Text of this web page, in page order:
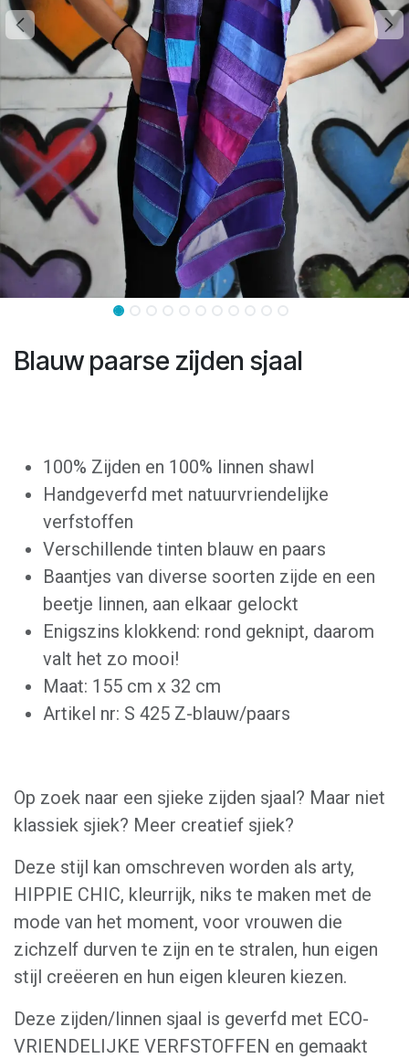
Blauw paarse zijden sjaal
100% Zijden en 100% linnen shawl
Handgeverfd met natuurvriendelijke
verfstoffen
Verschillende tinten blauw en paars
Baantjes van diverse soorten zijde en een
beetje linnen, aan elkaar gelockt
Enigszins klokkend: rond geknipt, daarom
valt het zo mooi!
Maat: 155 cm x 32 cm
Artikel nr: S 425 Z-blauw/paars
Op zoek naar een sjieke zijden sjaal? Maar niet
klassiek sjiek? Meer creatief sjiek?
Deze stijl kan omschreven worden als arty,
HIPPIE CHIC, kleurrijk, niks te maken met de
mode van het moment, voor vrouwen die
zichzelf durven te zijn en te stralen, hun eigen
stijl creëeren en hun eigen kleuren kiezen.
Deze zijden/linnen sjaal is geverfd met ECO-
VRIENDELIJKE VERFSTOFFEN en gemaakt